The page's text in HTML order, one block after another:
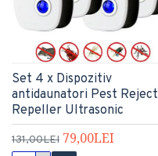
Set 4 x Dispozitiv
antidaunatori Pest Reject
Repeller Ultrasonic
131,00LEI 79,00LEI